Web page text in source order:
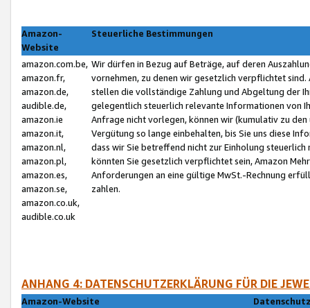
Amazon-
Website
Steuerliche Bestimmungen
amazon.com.be,
amazon.fr,
amazon.de,
audible.de,
amazon.ie
amazon.it,
amazon.nl,
amazon.pl,
amazon.es,
amazon.se,
amazon.co.uk,
audible.co.uk
Wir dürfen in Bezug auf Beträge, auf deren
vornehmen, zu denen wir gesetzlich verpflichtet
stellen die vollständige Zahlung und Abgeltung der
gelegentlich steuerlich relevante Informationen von
Anfrage nicht vorlegen, können wir (kumulativ zu
Vergütung so lange einbehalten, bis Sie uns diese
dass wir Sie betreffend nicht zur Einholung
könnten Sie gesetzlich verpflichtet sein, Amazon
Anforderungen an eine gültige MwSt.-Rechnung
zahlen.
ANHANG 4: DATENSCHUTZERKLÄRUNG FÜR DIE
Amazon-Website